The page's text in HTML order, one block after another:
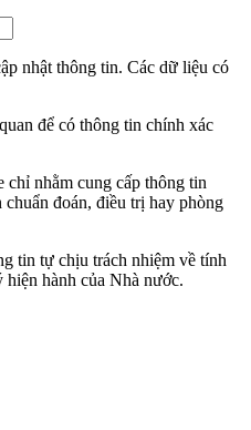
nhật thông tin. Các dữ liệu có
để có thông tin chính xác
chỉ nhằm cung cấp thông tin
đoán, điều trị hay phòng
tin tự chịu trách nhiệm về tính
hành của Nhà nước.